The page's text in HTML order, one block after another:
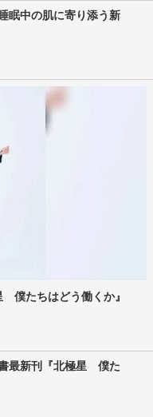
眠中の肌に寄り添う新
僕たちはどう働くか』
最新刊『北極星 僕た